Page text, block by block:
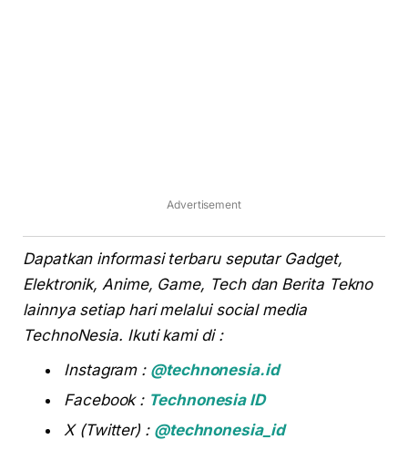
Advertisement
Dapatkan informasi terbaru seputar Gadget,
Elektronik, Anime, Game, Tech dan Berita Tekno
lainnya setiap hari melalui social media
TechnoNesia. Ikuti kami di :
Instagram : @technonesia.id
Facebook : Technonesia ID
X (Twitter) : @technonesia_id